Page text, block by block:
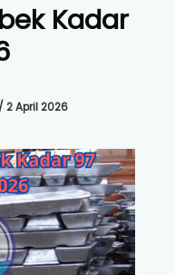
Kadar
/ 2 April 2026